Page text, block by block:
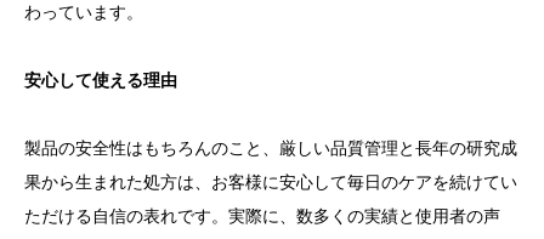
わっています。
安心して使える理由
製品の安全性はもちろんのこと、厳しい品質管理と長年の研究成
果から生まれた処方は、お客様に安心して毎日のケアを続けてい
ただける自信の表れです。実際に、数多くの実績と使用者の声